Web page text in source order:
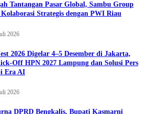
Tantangan Pasar Global, Sambu Group
Strategis dengan PWI Riau
2026
2026 Digelar 4–5 Desember di Jakarta,
Off HPN 2027 Lampung dan Solusi Pers
Era AI
2026
DPRD Bengkalis, Bupati Kasmarni